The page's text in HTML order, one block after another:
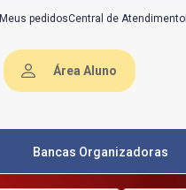
Meus pedidosCentral de Atendimento
Área Aluno
Bancas Organizadoras